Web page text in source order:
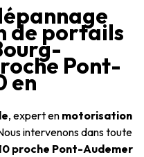
de portails
Pont-
en
, expert en motorisation
intervenons dans toute
proche Pont-Audemer